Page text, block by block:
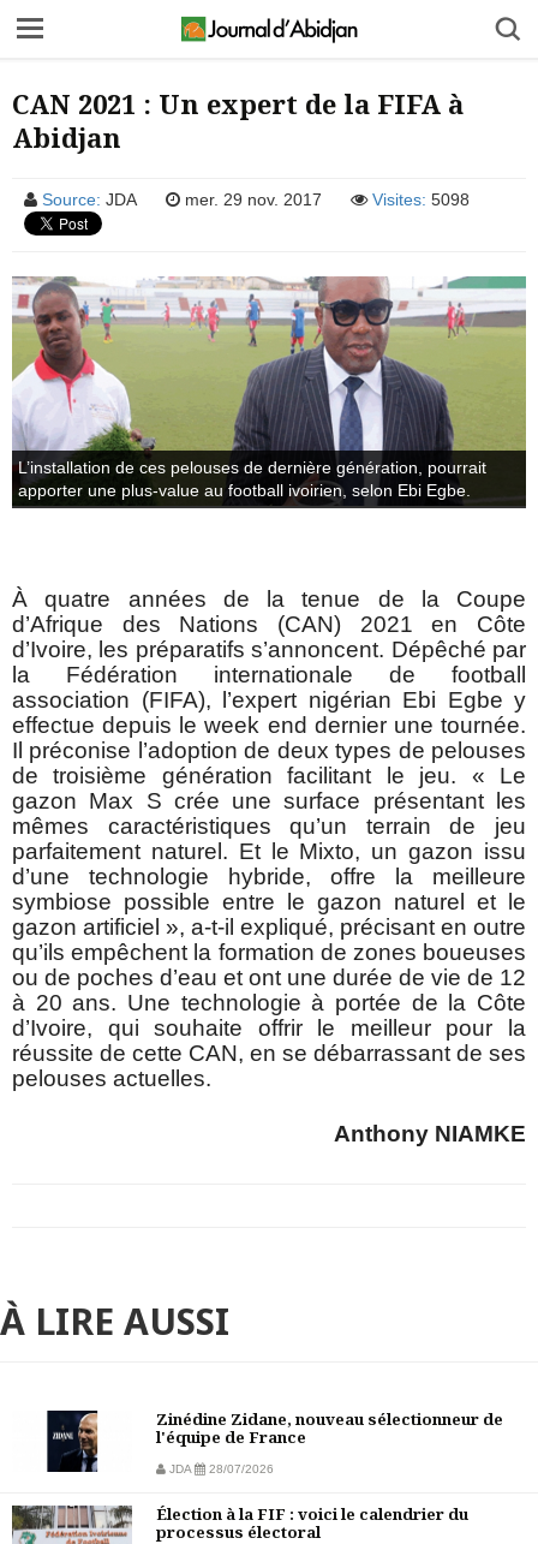
CAN 2021 : Un expert de la FIFA à
Abidjan
Source: JDA mer. 29 nov. 2017 Visites: 5098
L’installation de ces pelouses de dernière génération, pourrait
apporter une plus-value au football ivoirien, selon Ebi Egbe.
À quatre années de la tenue de la Coupe
d’Afrique des Nations (CAN) 2021 en Côte
d’Ivoire, les préparatifs s’annoncent. Dépêché par
la Fédération internationale de football
association (FIFA), l’expert nigérian Ebi Egbe y
effectue depuis le week end dernier une tournée.
Il préconise l’adoption de deux types de pelouses
de troisième génération facilitant le jeu. « Le
gazon Max S crée une surface présentant les
mêmes caractéristiques qu’un terrain de jeu
parfaitement naturel. Et le Mixto, un gazon issu
d’une technologie hybride, offre la meilleure
symbiose possible entre le gazon naturel et le
gazon artificiel », a-t-il expliqué, précisant en outre
qu’ils empêchent la formation de zones boueuses
ou de poches d’eau et ont une durée de vie de 12
à 20 ans. Une technologie à portée de la Côte
d’Ivoire, qui souhaite offrir le meilleur pour la
réussite de cette CAN, en se débarrassant de ses
pelouses actuelles.
Anthony NIAMKE
À LIRE AUSSI
Zinédine Zidane, nouveau sélectionneur de
l'équipe de France
JDA 28/07/2026
Élection à la FIF : voici le calendrier du
processus électoral